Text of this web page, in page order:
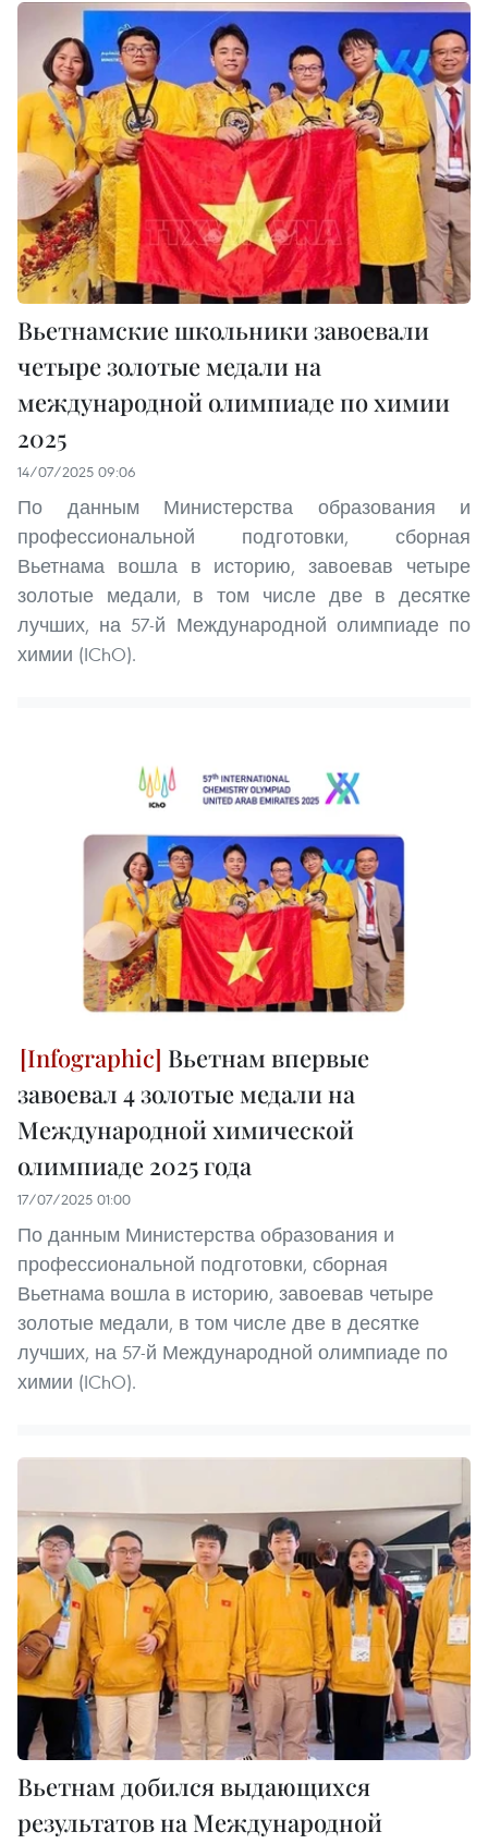
Вьетнамские школьники завоевали
четыре золотые медали на
международной олимпиаде по химии
2025
14/07/2025 09:06
По данным Министерства образования и
профессиональной подготовки, сборная
Вьетнама вошла в историю, завоевав четыре
золотые медали, в том числе две в десятке
лучших, на 57-й Международной олимпиаде по
химии (IChO).
Вьетнам впервые
завоевал 4 золотые медали на
Международной химической
олимпиаде 2025 года
17/07/2025 01:00
По данным Министерства образования и
профессиональной подготовки, сборная
Вьетнама вошла в историю, завоевав четыре
золотые медали, в том числе две в десятке
лучших, на 57-й Международной олимпиаде по
химии (IChO).
Вьетнам добился выдающихся
результатов на Международной